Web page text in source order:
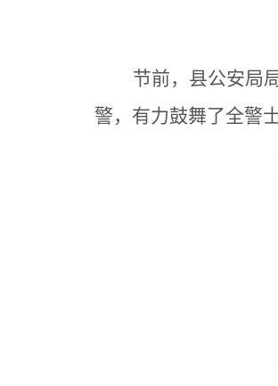
节前，县公安局
警，有力鼓舞了全警士